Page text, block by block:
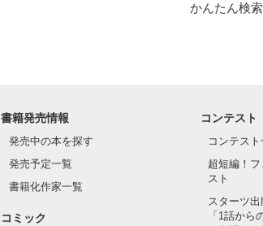
かんたん検
書籍発売情報
発売中の本を探す
発売予定一覧
書籍化作家一覧
コミック
コンテスト
コンテス
超短編！
スト
スターツ
「1話から